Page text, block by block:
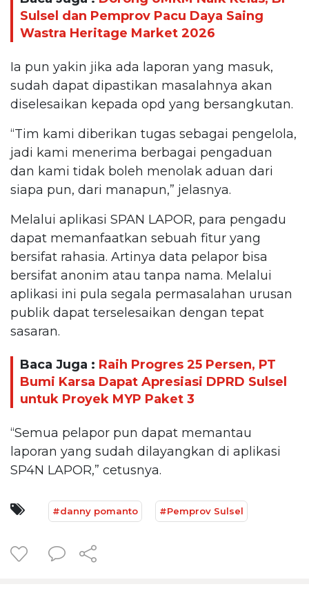
Sulsel dan Pemprov Pacu Daya Saing
Wastra Heritage Market 2026
Ia pun yakin jika ada laporan yang masuk,
sudah dapat dipastikan masalahnya akan
diselesaikan kepada opd yang bersangkutan.
“Tim kami diberikan tugas sebagai pengelola,
jadi kami menerima berbagai pengaduan
dan kami tidak boleh menolak aduan dari
siapa pun, dari manapun,” jelasnya.
Melalui aplikasi SPAN LAPOR, para pengadu
dapat memanfaatkan sebuah fitur yang
bersifat rahasia. Artinya data pelapor bisa
bersifat anonim atau tanpa nama. Melalui
aplikasi ini pula segala permasalahan urusan
publik dapat terselesaikan dengan tepat
sasaran.
Baca Juga : Raih Progres 25 Persen, PT
Bumi Karsa Dapat Apresiasi DPRD Sulsel
untuk Proyek MYP Paket 3
“Semua pelapor pun dapat memantau
laporan yang sudah dilayangkan di aplikasi
SP4N LAPOR,” cetusnya.
#danny pomanto #Pemprov Sulsel